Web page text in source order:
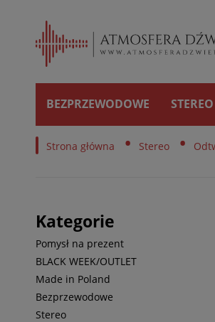
BEZPRZEWODOWE STEREO
Strona główna • Stereo •
Kategorie
Pomysł na prezent
BLACK WEEK/OUTLET
Made in Poland
Bezprzewodowe
Stereo